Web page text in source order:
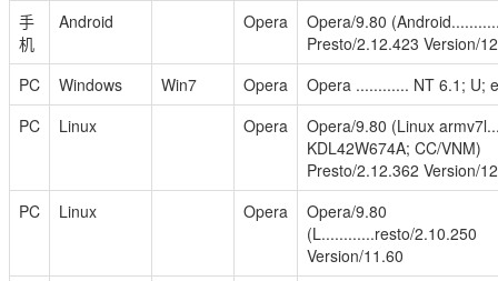
手
机
Android Opera
Opera/9.80
Presto/2.12.423 Version/
PC
Windows Win7 Opera
Opera ............ NT 6.1; U;
PC
Linux Opera
Opera/9.80 (Linux
KDL42W674A; CC/VNM)
Presto/2.12.362 Version/
PC
Linux Opera
Opera/9.80
(L............resto/2.10.250
Version/11.60